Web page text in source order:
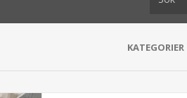
KATEGORIER